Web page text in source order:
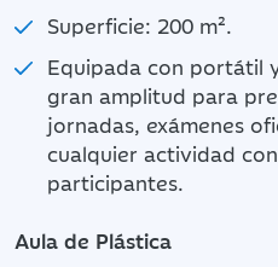
Superficie: 200 m².
Equipada con portátil
gran amplitud para
jornadas, exámenes
cualquier actividad
participantes.
Aula de Plástica